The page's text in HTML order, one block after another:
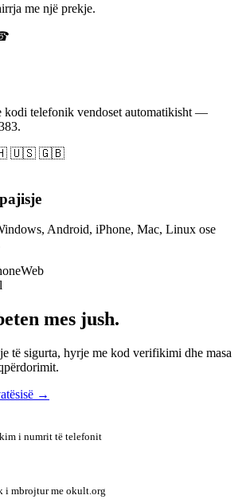
me një prekje.
kodi telefonik vendoset automatikisht —
🇺🇸 🇬🇧
Android, iPhone, Mac, Linux ose
Web
mes jush.
të sigurta, hyrje me kod verifikimi dhe masa
→
i numrit të telefonit
i mbrojtur me okult.org